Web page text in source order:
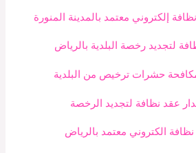
إلكتروني معتمد بالمدينة المنورة
لتجديد رخصة البلدية بالرياض
حشرات ترخيص من البلدية
عقد نظافة لتجديد الرخصة
الكتروني معتمد بالرياض